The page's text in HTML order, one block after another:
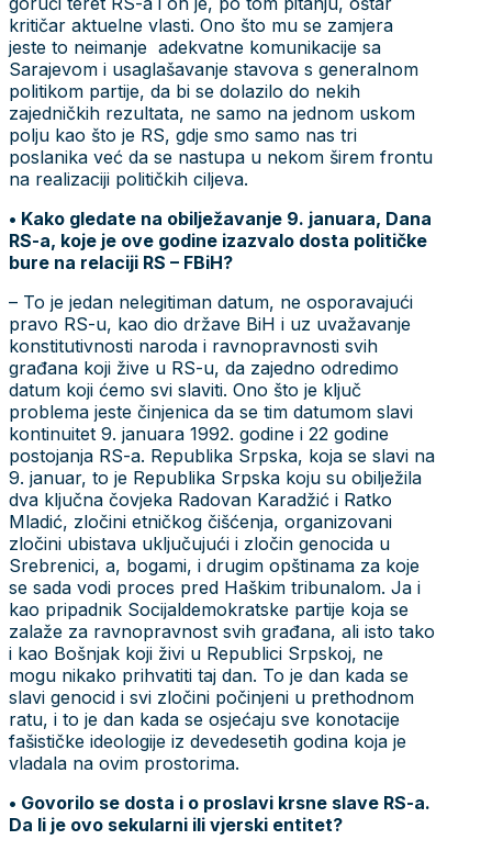
kritičar aktuelne vlasti. Ono što mu se zamjera
jeste to neimanje adekvatne komunikacije sa
Sarajevom i usaglašavanje stavova s generalnom
politikom partije, da bi se dolazilo do nekih
zajedničkih rezultata, ne samo na jednom uskom
polju kao što je RS, gdje smo samo nas tri
poslanika već da se nastupa u nekom širem frontu
na realizaciji političkih ciljeva.
• Kako gledate na obilježavanje 9. januara, Dana
RS-a, koje je ove godine izazvalo dosta političke
bure na relaciji RS – FBiH?
– To je jedan nelegitiman datum, ne osporavajući
pravo RS-u, kao dio države BiH i uz uvažavanje
konstitutivnosti naroda i ravnopravnosti svih
građana koji žive u RS-u, da zajedno odredimo
datum koji ćemo svi slaviti. Ono što je ključ
problema jeste činjenica da se tim datumom slavi
kontinuitet 9. januara 1992. godine i 22 godine
postojanja RS-a. Republika Srpska, koja se slavi na
9. januar, to je Republika Srpska koju su obilježila
dva ključna čovjeka Radovan Karadžić i Ratko
Mladić, zločini etničkog čišćenja, organizovani
zločini ubistava uključujući i zločin genocida u
Srebrenici, a, bogami, i drugim opštinama za koje
se sada vodi proces pred Haškim tribunalom. Ja i
kao pripadnik Socijaldemokratske partije koja se
zalaže za ravnopravnost svih građana, ali isto tako
i kao Bošnjak koji živi u Republici Srpskoj, ne
mogu nikako prihvatiti taj dan. To je dan kada se
slavi genocid i svi zločini počinjeni u prethodnom
ratu, i to je dan kada se osjećaju sve konotacije
fašističke ideologije iz devedesetih godina koja je
vladala na ovim prostorima.
• Govorilo se dosta i o proslavi krsne slave RS-a.
Da li je ovo sekularni ili vjerski entitet?